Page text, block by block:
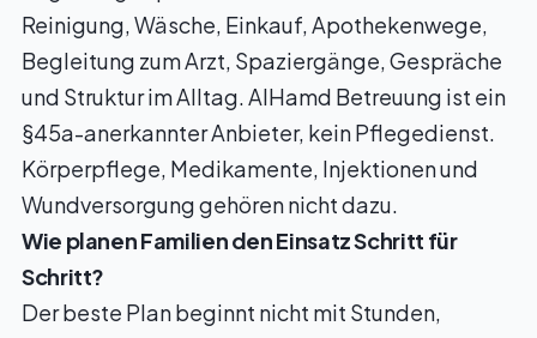
Reinigung, Wäsche, Einkauf, Apothekenwege,
Begleitung zum Arzt, Spaziergänge, Gespräche
und Struktur im Alltag. AlHamd Betreuung ist ein
§45a-anerkannter Anbieter, kein Pflegedienst.
Körperpflege, Medikamente, Injektionen und
Wundversorgung gehören nicht dazu.
Wie planen Familien den Einsatz Schritt für
Schritt?
Der beste Plan beginnt nicht mit Stunden,